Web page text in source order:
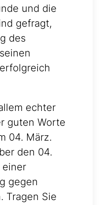
und die
gefragt,
des
echter
guten Worte
04. März.
den 04.
einer
gegen
Tragen Sie